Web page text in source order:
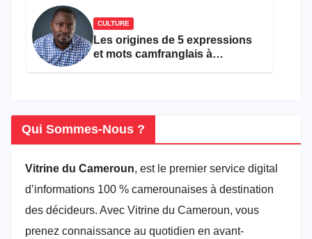
CULTURE
Les origines de 5 expressions
et mots camfranglais à
Qui Sommes-Nous ?
Vitrine du Cameroun, est le premier service digital
d’informations 100 % camerounaises à destination
des décideurs. Avec Vitrine du Cameroun, vous
prenez connaissance au quotidien en avant-